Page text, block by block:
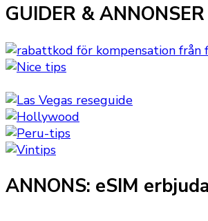
GUIDER & ANNONSER
ANNONS: eSIM